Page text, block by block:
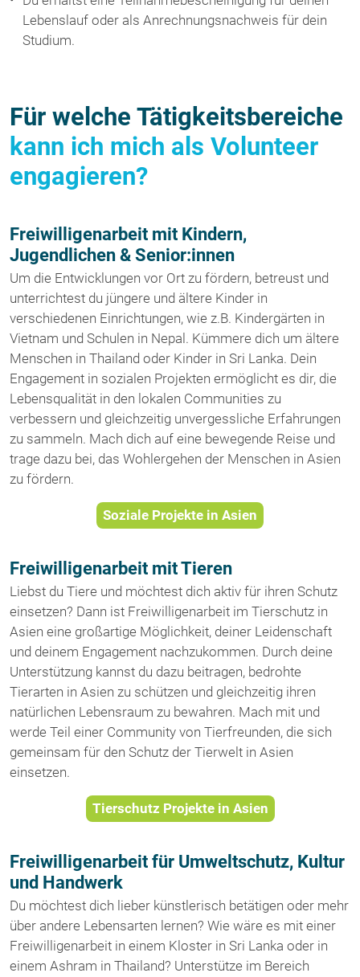
Lebenslauf oder als Anrechnungsnachweis für dein
Studium.
Für welche Tätigkeitsbereiche
kann ich mich als Volunteer
engagieren?
Freiwilligenarbeit mit Kindern,
Jugendlichen & Senior:innen
Um die Entwicklungen vor Ort zu fördern, betreust und
unterrichtest du jüngere und ältere Kinder in
verschiedenen Einrichtungen, wie z.B. Kindergärten in
Vietnam und Schulen in Nepal. Kümmere dich um ältere
Menschen in Thailand oder Kinder in Sri Lanka. Dein
Engagement in sozialen Projekten ermöglicht es dir, die
Lebensqualität in den lokalen Communities zu
verbessern und gleichzeitig unvergessliche Erfahrungen
zu sammeln. Mach dich auf eine bewegende Reise und
trage dazu bei, das Wohlergehen der Menschen in Asien
zu fördern.
Soziale Projekte in Asien
Freiwilligenarbeit mit Tieren
Liebst du Tiere und möchtest dich aktiv für ihren Schutz
einsetzen? Dann ist Freiwilligenarbeit im Tierschutz in
Asien eine großartige Möglichkeit, deiner Leidenschaft
und deinem Engagement nachzukommen. Durch deine
Unterstützung kannst du dazu beitragen, bedrohte
Tierarten in Asien zu schützen und gleichzeitig ihren
natürlichen Lebensraum zu bewahren. Mach mit und
werde Teil einer Community von Tierfreunden, die sich
gemeinsam für den Schutz der Tierwelt in Asien
einsetzen.
Tierschutz Projekte in Asien
Freiwilligenarbeit für Umweltschutz, Kultur
und Handwerk
Du möchtest dich lieber künstlerisch betätigen oder mehr
über andere Lebensarten lernen? Wie wäre es mit einer
Freiwilligenarbeit in einem Kloster in Sri Lanka oder in
einem Ashram in Thailand? Unterstütze im Bereich